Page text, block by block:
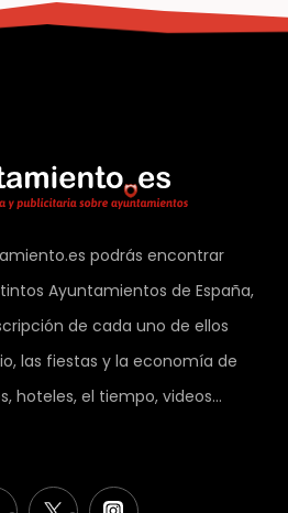
podrás encontrar
Ayuntamientos de España,
de cada uno de ellos
las fiestas y la economía de
hoteles, el tiempo, videos...